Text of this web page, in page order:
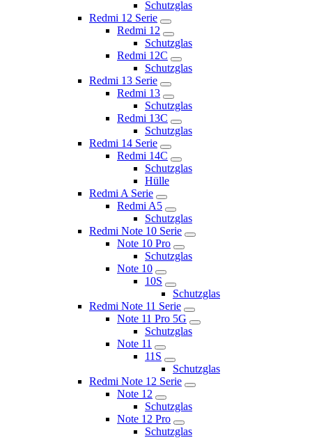
Schutzglas
Redmi 12 Serie
Redmi 12
Schutzglas
Redmi 12C
Schutzglas
Redmi 13 Serie
Redmi 13
Schutzglas
Redmi 13C
Schutzglas
Redmi 14 Serie
Redmi 14C
Schutzglas
Hülle
Redmi A Serie
Redmi A5
Schutzglas
Redmi Note 10 Serie
Note 10 Pro
Schutzglas
Note 10
10S
Schutzglas
Redmi Note 11 Serie
Note 11 Pro 5G
Schutzglas
Note 11
11S
Schutzglas
Redmi Note 12 Serie
Note 12
Schutzglas
Note 12 Pro
Schutzglas